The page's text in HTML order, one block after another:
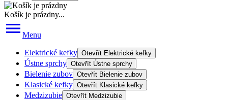
Košík je prázdny...
Menu
Elektrické kefky Otevřít Elektrické kefky
Ústne sprchy Otevřít Ústne sprchy
Bielenie zubov Otevřít Bielenie zubov
Klasické kefky Otevřít Klasické kefky
Medzizubie Otevřít Medzizubie